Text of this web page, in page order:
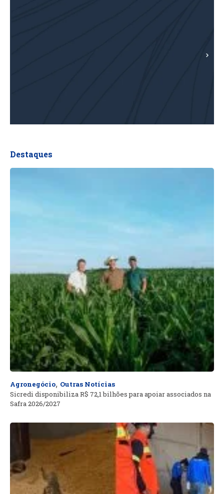
Destaques
Agronegócio, Outras Notícias
Sicredi disponibiliza R$ 72,1 bilhões para apoiar associados na
Safra 2026/2027